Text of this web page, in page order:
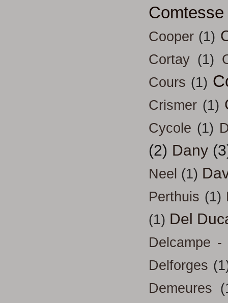
Cooper (1)
Cortay (1)
Cours (1)
Crismer (1)
Cycole (1)
(2) Dany
Neel (1)
Perthuis (1)
(1) Del
Delcampe -
Delforges
Demeures